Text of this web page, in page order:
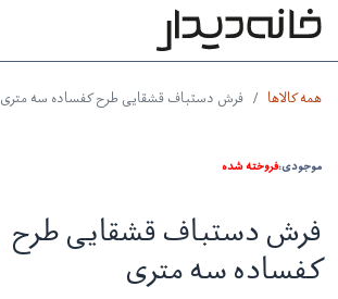
همه کالاها فرش دستباف قشقایی طرح کفساده سه متری
موجودی:فروخته شده
فرش دستباف قشقایی طرح
کفساده سه متری